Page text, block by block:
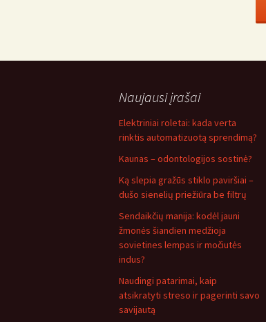
Naujausi įrašai
Elektriniai roletai: kada verta
rinktis automatizuotą sprendimą?
Kaunas – odontologijos sostinė?
Ką slepia gražūs stiklo paviršiai –
dušo sienelių priežiūra be filtrų
Sendaikčių manija: kodėl jauni
žmonės šiandien medžioja
sovietines lempas ir močiutės
indus?
Naudingi patarimai, kaip
atsikratyti streso ir pagerinti savo
savijautą